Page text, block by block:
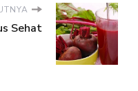
Sehat